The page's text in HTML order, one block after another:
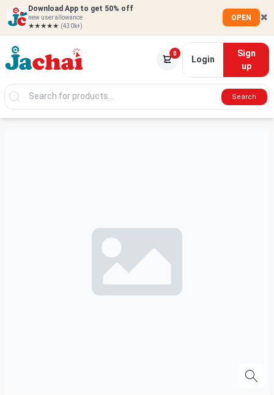
Download App to get 50% off
new user allowance
★★★★★ (430k+)
OPEN ✖
0
Login
Sign
up
Search